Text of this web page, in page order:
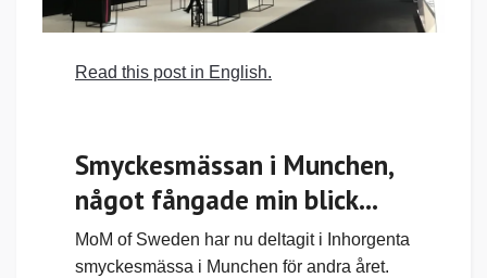
Read this post in English.
Smyckesmässan i Munchen,
något fångade min blick...
MoM of Sweden har nu deltagit i Inhorgenta
smyckesmässa i Munchen för andra året.